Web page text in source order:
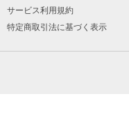
サービス利用規約
特定商取引法に基づく表示